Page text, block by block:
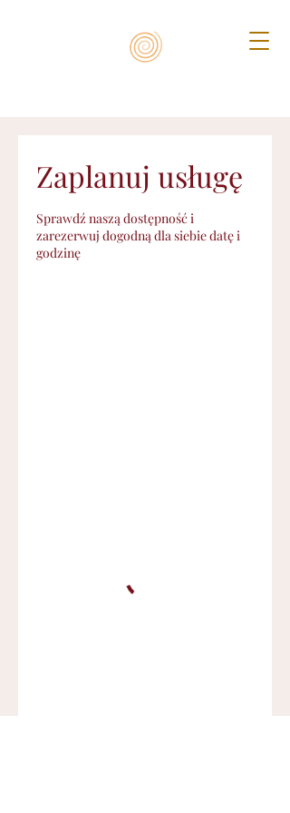
Zaplanuj usługę
Sprawdź naszą dostępność i
zarezerwuj dogodną dla siebie datę i
godzinę